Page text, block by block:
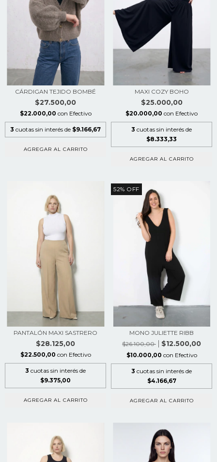
CÁRDIGAN TEJIDO BOMBÉ
$27.500,00
$22.000,00 con Efectivo
3 cuotas sin interés de $9.166,67
AGREGAR AL CARRITO
MAXI COZY BOHO
$25.000,00
$20.000,00 con Efectivo
3 cuotas sin interés de
$8.333,33
AGREGAR AL CARRITO
PANTALÓN MAXI SASTRERO
$28.125,00
$22.500,00 con Efectivo
3 cuotas sin interés de
$9.375,00
AGREGAR AL CARRITO
52% OFF
MONO JULIETTE RIBB
$26.100,00
$12.500,00
$10.000,00 con Efectivo
3 cuotas sin interés de
$4.166,67
AGREGAR AL CARRITO